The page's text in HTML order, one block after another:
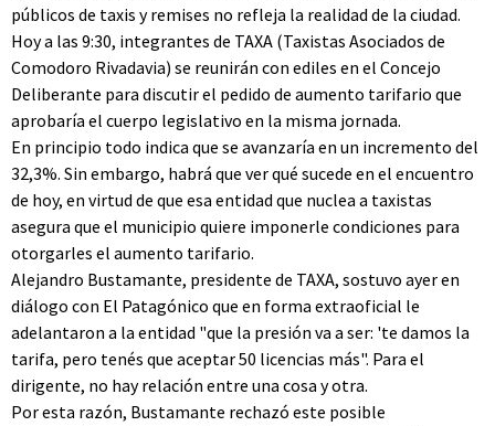
públicos de taxis y remises no refleja la realidad de la ciudad.
Hoy a las 9:30, integrantes de TAXA (Taxistas Asociados de
Comodoro Rivadavia) se reunirán con ediles en el Concejo
Deliberante para discutir el pedido de aumento tarifario que
aprobaría el cuerpo legislativo en la misma jornada.
En principio todo indica que se avanzaría en un incremento del
32,3%. Sin embargo, habrá que ver qué sucede en el encuentro
de hoy, en virtud de que esa entidad que nuclea a taxistas
asegura que el municipio quiere imponerle condiciones para
otorgarles el aumento tarifario.
Alejandro Bustamante, presidente de TAXA, sostuvo ayer en
diálogo con El Patagónico que en forma extraoficial le
adelantaron a la entidad "que la presión va a ser: 'te damos la
tarifa, pero tenés que aceptar 50 licencias más". Para el
dirigente, no hay relación entre una cosa y otra.
Por esta razón, Bustamante rechazó este posible